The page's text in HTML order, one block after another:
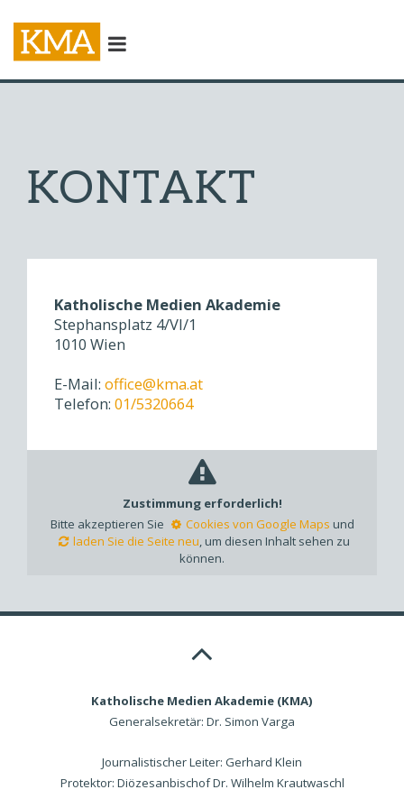
KONTAKT
Katholische Medien Akademie
Stephansplatz 4/VI/1
1010 Wien
E-Mail: office@kma.at
Telefon: 01/5320664
Zustimmung erforderlich!
Bitte akzeptieren Sie
Cookies von Google Maps und
laden Sie die Seite neu, um diesen Inhalt sehen zu
können.
Katholische Medien Akademie (KMA)
Generalsekretär: Dr. Simon Varga
Journalistischer Leiter: Gerhard Klein
Protektor: Diözesanbischof Dr. Wilhelm Krautwaschl